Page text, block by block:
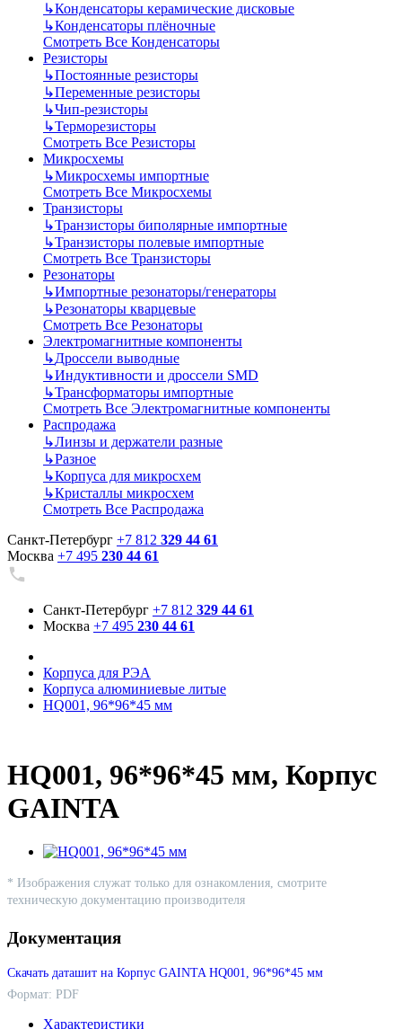
↳Конденсаторы керамические дисковые
↳Конденсаторы плёночные
Смотреть Все Конденсаторы
Резисторы
↳Постоянные резисторы
↳Переменные резисторы
↳Чип-резисторы
↳Терморезисторы
Смотреть Все Резисторы
Микросхемы
↳Микросхемы импортные
Смотреть Все Микросхемы
Транзисторы
↳Транзисторы биполярные импортные
↳Транзисторы полевые импортные
Смотреть Все Транзисторы
Резонаторы
↳Импортные резонаторы/генераторы
↳Резонаторы кварцевые
Смотреть Все Резонаторы
Электромагнитные компоненты
↳Дроссели выводные
↳Индуктивности и дроссели SMD
↳Трансформаторы импортные
Смотреть Все Электромагнитные компоненты
Распродажа
↳Линзы и держатели разные
↳Разное
↳Корпуса для микросхем
↳Кристаллы микросхем
Смотреть Все Распродажа
Санкт-Петербург +7 812 329 44 61
Москва +7 495 230 44 61
Санкт-Петербург +7 812 329 44 61
Москва +7 495 230 44 61
Корпуса для РЭА
Корпуса алюминиевые литые
HQ001, 96*96*45 мм
HQ001, 96*96*45 мм, Корпус
GAINTA
* Изображения служат только для ознакомления, смотрите
техническую документацию производителя
Документация
Скачать даташит на Корпус GAINTA HQ001, 96*96*45 мм
Формат: PDF
Характеристики